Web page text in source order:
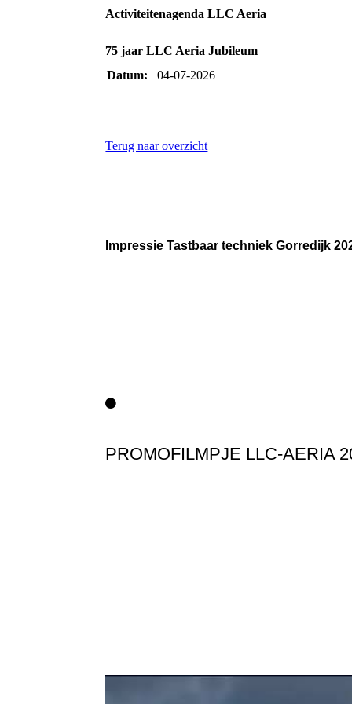
Activiteitenagenda LLC Aeria
75 jaar LLC Aeria Jubileum
Datum:
04-07-2026
Terug naar overzicht
Impressie Tastbaar techniek Gorredijk
PROMOFILMPJE LLC-AERIA